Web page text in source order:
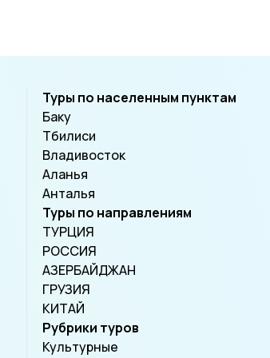
Туры по населенным пунктам
Баку
Тбилиси
Владивосток
Аланья
Анталья
Туры по направлениям
ТУРЦИЯ
РОССИЯ
АЗЕРБАЙДЖАН
ГРУЗИЯ
КИТАЙ
Рубрики туров
Культурные